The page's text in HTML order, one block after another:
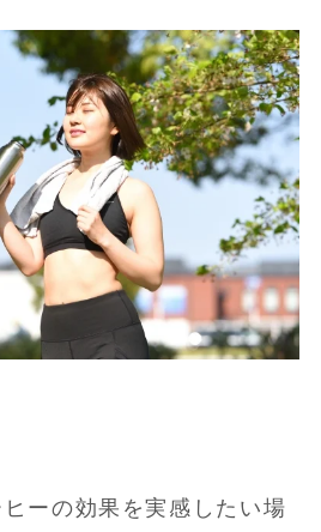
ーの効果を実感したい場